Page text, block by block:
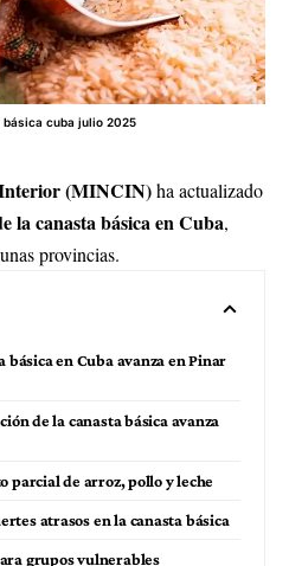
cuba julio 2025
(MINCIN)ha actualizado
la canasta básica en Cuba,
provincias.
en Cuba avanza en Pinar
de la canasta básica avanza
parcial de arroz, pollo y leche
atrasos en la canasta básica
grupos vulnerables